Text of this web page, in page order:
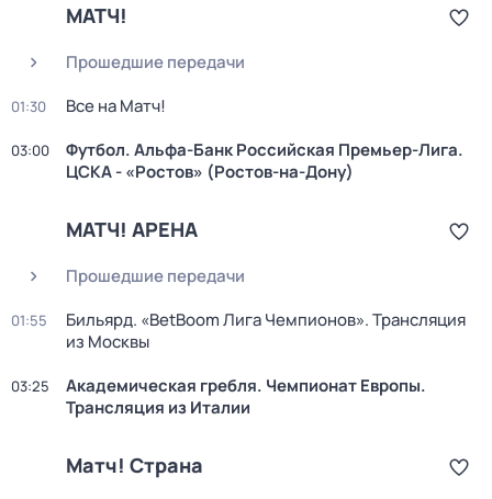
МАТЧ!
Прошедшие передачи
01:30 Все на Матч!
03:00
Футбол. Альфа-Банк Российская Премьер-Лига.
ЦСКА - «Ростов» (Ростов-на-Дону)
МАТЧ! АРЕНА
Прошедшие передачи
01:55
Бильярд. «BetBoom Лига Чемпионов». Трансляция
из Москвы
03:25
Академическая гребля. Чемпионат Европы.
Трансляция из Италии
Матч! Страна